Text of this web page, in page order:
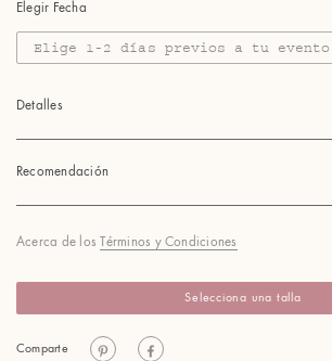
Elegir Fecha
Elige 1-2 días previos a tu evento
Detalles
Recomendación
Acerca de los Términos y Condiciones
Selecciona una talla
Comparte